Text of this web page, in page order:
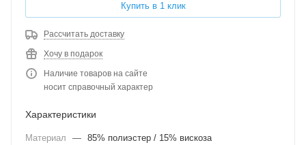
Купить в 1 клик
Рассчитать доставку
Хочу в подарок
Наличие товаров на сайте
носит справочный характер
Характеристики
Материал — 85% полиэстер / 15% вискоза